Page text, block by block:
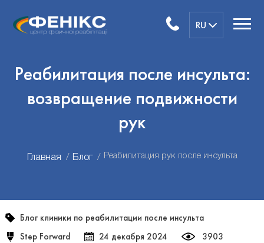
RU
Реабилитация после инсульта:
возвращение подвижности
рук
Главная Блог Реабилитация рук после инсульта
Блог клиники по реабилитации после инсульта
Step Forward
24 декабря 2024
3903